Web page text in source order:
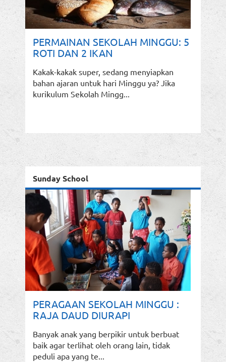
PERMAINAN SEKOLAH MINGGU: 5
ROTI DAN 2 IKAN
Kakak-kakak super, sedang menyiapkan
bahan ajaran untuk hari Minggu ya? Jika
kurikulum Sekolah Mingg...
Sunday School
PERAGAAN SEKOLAH MINGGU :
RAJA DAUD DIURAPI
Banyak anak yang berpikir untuk berbuat
baik agar terlihat oleh orang lain, tidak
peduli apa yang te...